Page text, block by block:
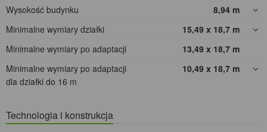
Wysokość budynku
8,94 m
Minimalne wymiary działki
15,49 x 18,7 m
Minimalne wymiary po adaptacji
13,49 x 18,7 m
Minimalne wymiary po adaptacji
dla działki do 16 m
10,49 x 18,7 m
Technologia i konstrukcja